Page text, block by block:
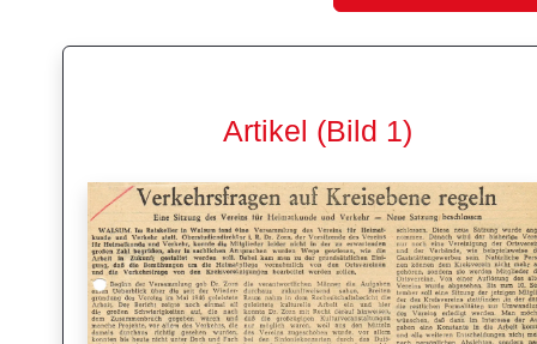
Artikel (Bild 1)